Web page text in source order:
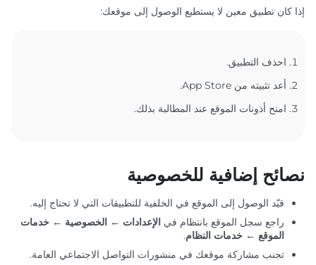
إذا كان تطبيق معين لا يستطيع الوصول إلى موقعك:
احذف التطبيق.
أعد تثبيته من App Store.
امنح أذونات الموقع عند المطالبة بذلك.
نصائح إضافية للخصوصية
قيّد الوصول إلى الموقع في الخلفية للتطبيقات التي لا تحتاج إليه.
راجع سجل الموقع بانتظام في الإعدادات ← الخصوصية ← خدمات
الموقع ← خدمات النظام.
تجنب مشاركة موقعك في منشورات التواصل الاجتماعي العامة.